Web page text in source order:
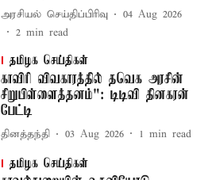
அரசியல் செய்திப்பிரிவு
04 Aug 2026
2 min read
தமிழக செய்திகள்
காவிரி விவகாரத்தில் தவெக அரசின்
சிறுபிள்ளைத்தனம்": டிடிவி தினகரன்
பேட்டி
தினத்தந்தி 03 Aug 2026 1 min read
தமிழக செய்திகள்